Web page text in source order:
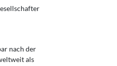
nach der
als